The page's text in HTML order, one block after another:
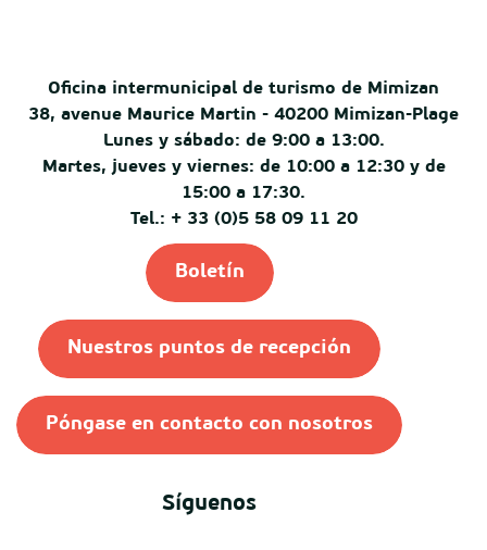
Oficina intermunicipal de turismo de Mimizan
38, avenue Maurice Martin - 40200 Mimizan-Plage
Lunes y sábado: de 9:00 a 13:00.
Martes, jueves y viernes: de 10:00 a 12:30 y de
15:00 a 17:30.
Tel.: + 33 (0)5 58 09 11 20
Boletín
Nuestros puntos de recepción
Póngase en contacto con nosotros
Síguenos